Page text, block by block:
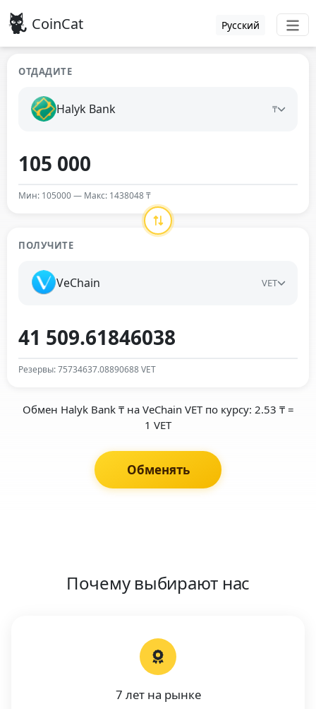
CoinCat Русский
ОТДАДИТЕ
Halyk Bank ₸
Мин: 105000 — Макс: 1438048 ₸
ПОЛУЧИТЕ
VeChain VET
Резервы: 75734637.08890688 VET
Обмен Halyk Bank ₸ на VeChain VET по курсу: 2.53 ₸ =
1 VET
Обменять
Почему выбирают нас
7 лет на рынке